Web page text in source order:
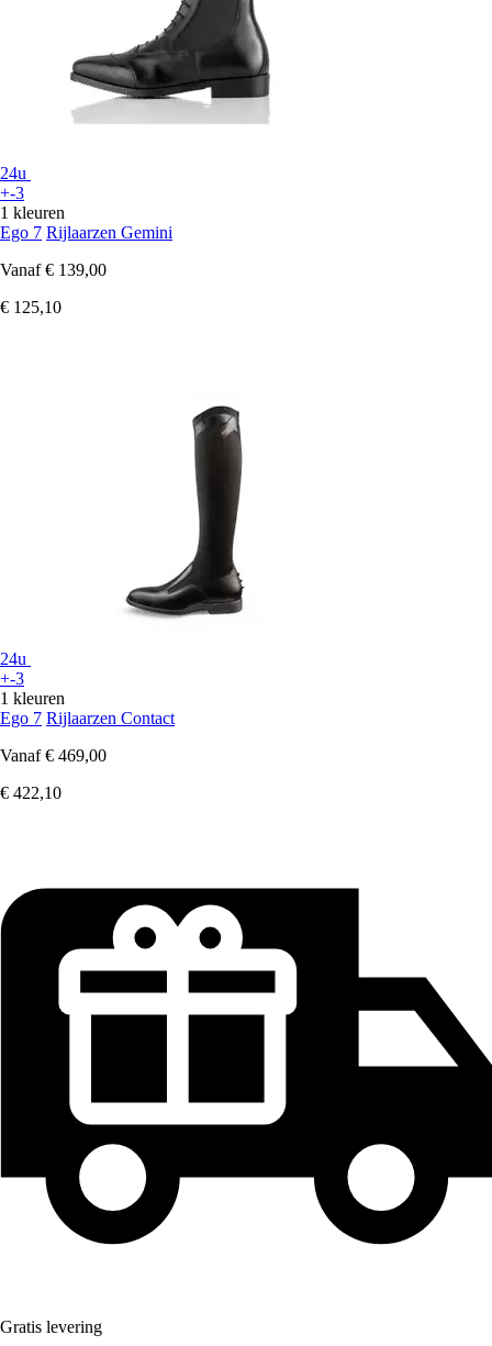
24u
+-3
1 kleuren
Ego 7 Rijlaarzen Gemini
Vanaf € 139,00
€ 125,10
24u
+-3
1 kleuren
Ego 7 Rijlaarzen Contact
Vanaf € 469,00
€ 422,10
Gratis levering